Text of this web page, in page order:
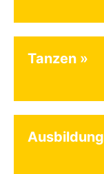
Tanzen
Ausbildung